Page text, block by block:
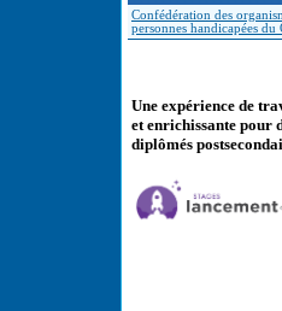
Confédération des
personnes handicapées du
Une expérience de
et enrichissante pour
diplômés